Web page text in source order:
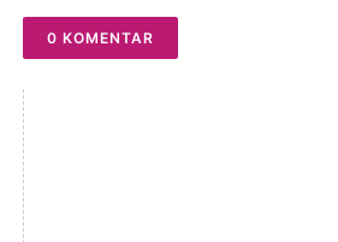
0 KOMENTAR